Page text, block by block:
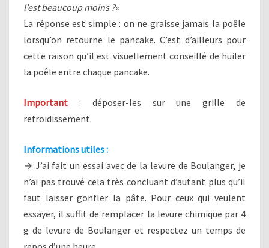
l’est beaucoup moins ?«
La réponse est simple : on ne graisse jamais la poêle
lorsqu’on retourne le pancake. C’est d’ailleurs pour
cette raison qu’il est visuellement conseillé de huiler
la poêle entre chaque pancake.
Important : déposer-les sur une grille de
refroidissement.
Informations utiles :
→ J’ai fait un essai avec de la levure de Boulanger, je
n’ai pas trouvé cela très concluant d’autant plus qu’il
faut laisser gonfler la pâte. Pour ceux qui veulent
essayer, il suffit de remplacer la levure chimique par 4
g de levure de Boulanger et respectez un temps de